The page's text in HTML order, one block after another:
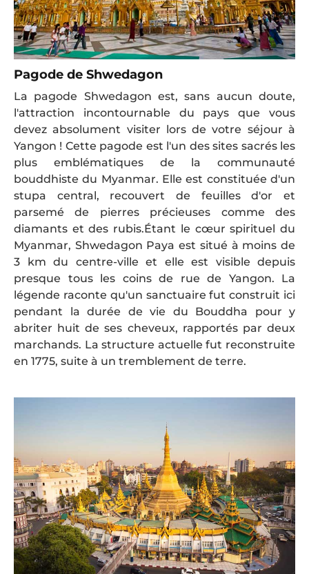
Pagode de Shwedagon
La pagode Shwedagon est, sans aucun doute,
l'attraction incontournable du pays que vous
devez absolument visiter lors de votre séjour à
Yangon ! Cette pagode est l'un des sites sacrés les
plus emblématiques de la communauté
bouddhiste du Myanmar. Elle est constituée d'un
stupa central, recouvert de feuilles d'or et
parsemé de pierres précieuses comme des
diamants et des rubis.Étant le cœur spirituel du
Myanmar, Shwedagon Paya est situé à moins de
3 km du centre-ville et elle est visible depuis
presque tous les coins de rue de Yangon. La
légende raconte qu'un sanctuaire fut construit ici
pendant la durée de vie du Bouddha pour y
abriter huit de ses cheveux, rapportés par deux
marchands. La structure actuelle fut reconstruite
en 1775, suite à un tremblement de terre.